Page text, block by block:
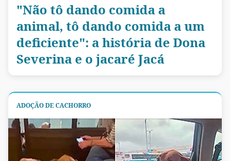
"Não tô dando comida a
animal, tô dando comida a um
deficiente": a história de Dona
Severina e o jacaré Jacá
ADOÇÃO DE CACHORRO